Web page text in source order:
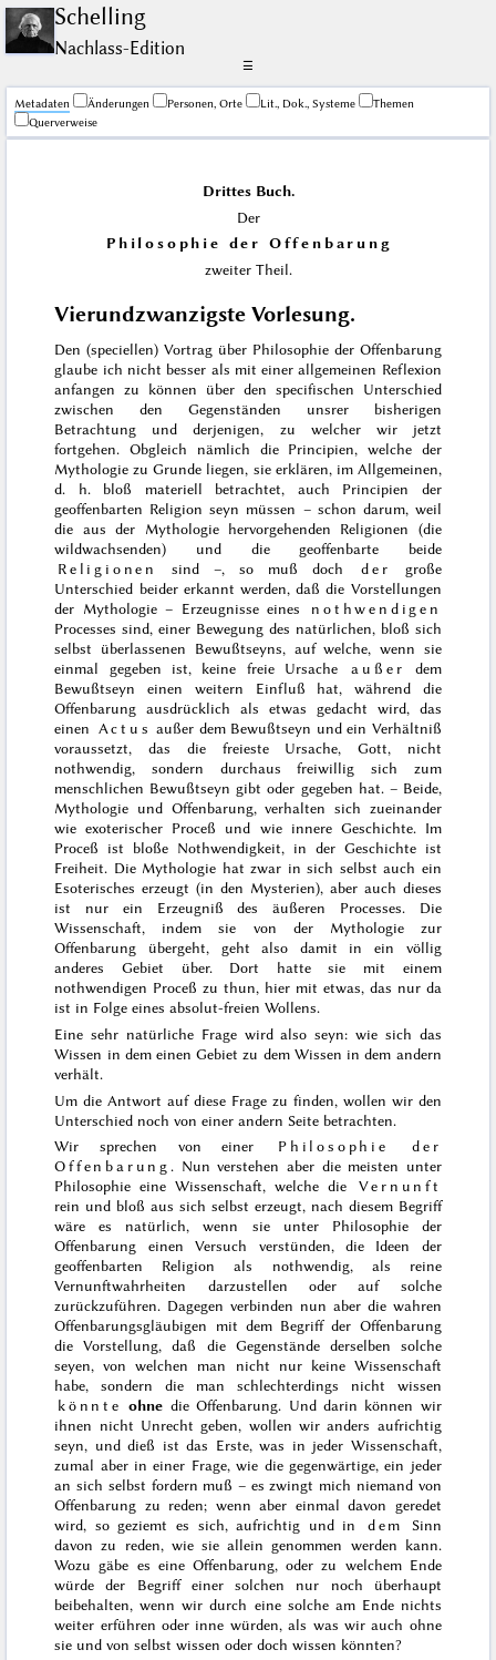
Schelling
Nachlass-Edition
☰
Me­ta­da­ten Änderungen Personen, Orte Lit., Dok., Systeme
Themen
Querverweise
Drittes Buch.
Der
Philosophie der Offenbarung
zweiter Theil.
Vierundzwanzigste Vorlesung.
Den (speciellen) Vortrag über Philosophie der Offenbarung
glaube ich nicht besser als mit einer allgemeinen Reflexion
anfangen zu können über den specifischen Unterschied
zwischen den Gegenständen unsrer bisherigen
Betrachtung und derjenigen, zu welcher wir jetzt
fortgehen. Obgleich nämlich die Principien, welche der
Mythologie zu Grunde liegen, sie erklären, im Allgemeinen,
d. h. bloß materiell betrachtet, auch Principien der
geoffenbarten Religion seyn müssen – schon darum, weil
die aus der Mythologie hervorgehenden Religionen (die
wildwachsenden) und die geoffenbarte beide
Religionen
sind –, so muß doch der
große
Unterschied beider erkannt werden, daß die Vorstellungen
der Mythologie – Erzeugnisse eines
nothwendigen
Processes sind, einer Bewegung des natürlichen, bloß sich
selbst überlassenen Bewußtseyns, auf welche, wenn sie
einmal gegeben ist, keine freie Ursache
außer
dem
Bewußtseyn einen weitern Einfluß hat, während die
Offenbarung ausdrücklich als etwas gedacht wird, das
einen Actus außer dem Bewußtseyn und ein Verhältniß
voraussetzt, das die freieste Ursache, Gott, nicht
nothwendig, sondern durchaus freiwillig sich zum
menschlichen Bewußtseyn gibt oder gegeben hat. – Beide,
Mythologie und Offenbarung, verhalten sich zueinander
wie exoterischer Proceß und wie innere Geschichte. Im
Proceß ist bloße Nothwendigkeit, in der Geschichte ist
Freiheit. Die Mythologie hat zwar in sich selbst auch ein
Esoterisches erzeugt (in den Mysterien), aber auch dieses
ist nur ein Erzeugniß desäußeren Processes. Die
Wissenschaft, indem sie von der Mythologie zur
Offenbarung übergeht, geht also damit in ein völlig
anderes Gebiet über. Dort hatte sie mit einem
nothwendigen Proceß zu thun, hier mit etwas, das nur da
ist in Folge eines absolut-freien Wollens.
Eine sehr natürliche Frage wird also seyn: wie sich das
Wissen in dem einen Gebiet zu dem Wissen in dem andern
verhält.
Um die Antwort auf diese Frage zu finden, wollen wir den
Unterschied noch von einer andern Seite betrachten.
Wir sprechen von einer
Philosophie der
Offenbarung . Nun verstehen aber die meisten unter
Philosophie eine Wissenschaft, welche die
Vernunft
rein und bloß aus sich selbst erzeugt, nach diesem Begriff
wäre es natürlich, wenn sie unter Philosophie der
Offenbarung einen Versuch verstünden, die Ideen der
geoffenbarten Religion als nothwendig, als reine
Vernunftwahrheiten darzustellen oder auf solche
zurückzuführen. Dagegen verbinden nun aber die wahren
Offenbarungsgläubigen mit dem Begriff der Offenbarung
die Vorstellung, daß die Gegenstände derselben solche
seyen, von welchen man nicht nur keine Wissenschaft
habe, sondern die man schlechterdings nicht wissen
könnte ohne die Offenbarung. Und darin können wir
ihnen nicht Unrecht geben, wollen wir anders aufrichtig
seyn, und dieß ist das Erste, was in jeder Wissenschaft,
zumal aber in einer Frage, wie die gegenwärtige, ein jeder
an sich selbst fordern muß – es zwingt mich niemand von
Offenbarung zu reden; wenn aber einmal davon geredet
wird, so geziemt es sich, aufrichtig und in
dem
Sinn
davon zu reden, wie sie allein genommen werden kann.
Wozu gäbe es eine Offenbarung, oder zu welchem Ende
würde der Begriff einer solchen nur noch überhaupt
beibehalten, wenn wir durch eine solche am Ende nichts
weiter erführen oder inne würden, als was wir auch ohne
sie und von selbst wissen oder doch wissen könnten?